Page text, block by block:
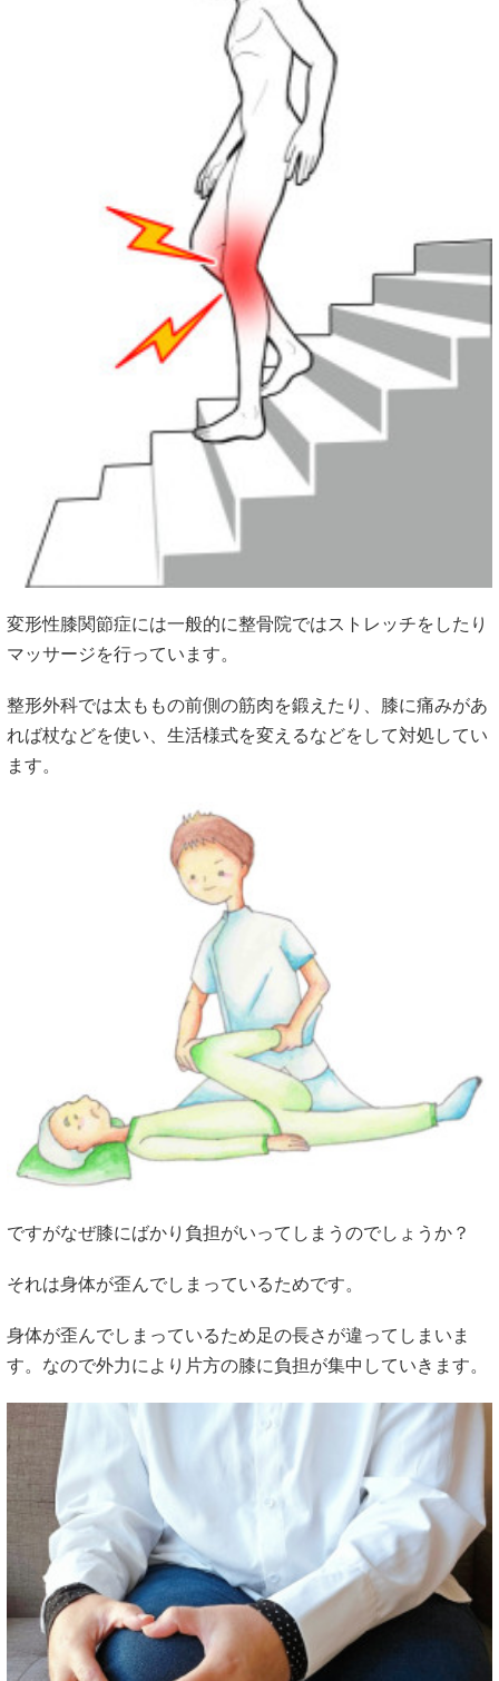
変形性膝関節症には一般的に整骨院ではストレッチをしたり
マッサージを行っています。
整形外科では太ももの前側の筋肉を鍛えたり、膝に痛みがあ
れば杖などを使い、生活様式を変えるなどをして対処してい
ます。
ですがなぜ膝にばかり負担がいってしまうのでしょうか？
それは身体が歪んでしまっているためです。
身体が歪んでしまっているため足の長さが違ってしまいま
す。なので外力により片方の膝に負担が集中していきます。